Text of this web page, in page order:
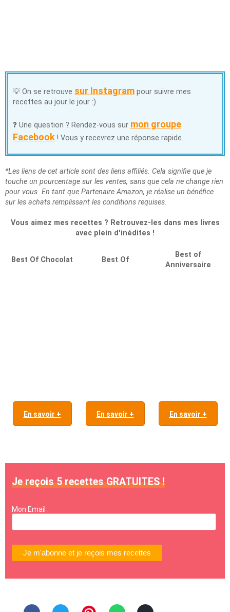
💡 On se retrouve sur Instagram pour suivre mes
recettes au jour le jour :)
❓ Une question ? Rendez-vous sur mon groupe
Facebook ! Vous y recevrez une réponse rapide.
*Les liens de cet article sont des liens affiliés. Cela signifie que je
touche un pourcentage sur les ventes, sans que cela ne change rien
pour vous. En tant que Partenaire Amazon, je réalise un bénéfice
sur les achats remplissant les conditions requises.
Vous aimez mes recettes ? Retrouvez-les dans mes livres
avec plein d'inédites !
Best Of Chocolat Best Of
Best of
Anniversaire
En savoir + En savoir + En savoir +
Je reçois 5 recettes GRATUITES !
Mon Email :